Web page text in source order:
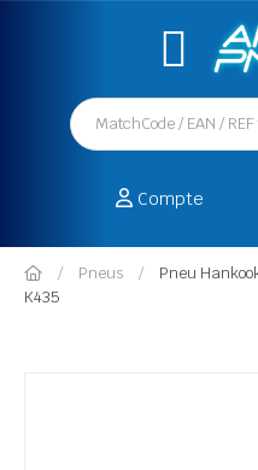
Compte
Pneus
Pneu
K435